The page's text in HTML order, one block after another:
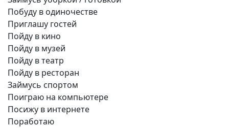
Побуду в одиночестве
Приглашу гостей
Пойду в кино
Пойду в музей
Пойду в театр
Пойду в ресторан
Займусь спортом
Поиграю на компьютере
Посижу в интернете
Поработаю